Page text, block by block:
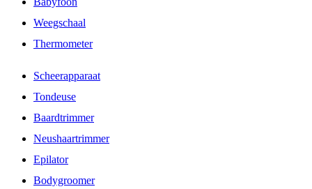
Weegschaal
Thermometer
Scheerapparaat
Tondeuse
Baardtrimmer
Neushaartrimmer
Epilator
Bodygroomer